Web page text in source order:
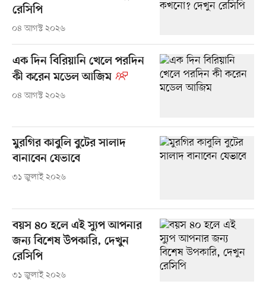
রেসিপি
০৪ আগস্ট ২০২৬
এক দিন বিরিয়ানি খেলে পরদিন
কী করেন মডেল আজিম
০৪ আগস্ট ২০২৬
মুরগির কাবুলি বুটের সালাদ
বানাবেন যেভাবে
৩১ জুলাই ২০২৬
বয়স ৪০ হলে এই স্যুপ আপনার
জন্য বিশেষ উপকারি, দেখুন
রেসিপি
৩১ জুলাই ২০২৬